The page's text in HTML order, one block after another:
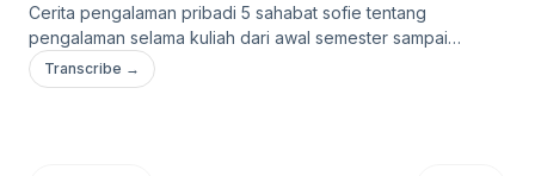
Cerita pengalaman pribadi 5 sahabat sofie tentang
pengalaman selama kuliah dari awal semester sampai
dengan sekarang yang mnginjak semster atas ,dari mulai
cerita percintaan smpai pertemanan, yang di smpai kan oleh
Transcribe →